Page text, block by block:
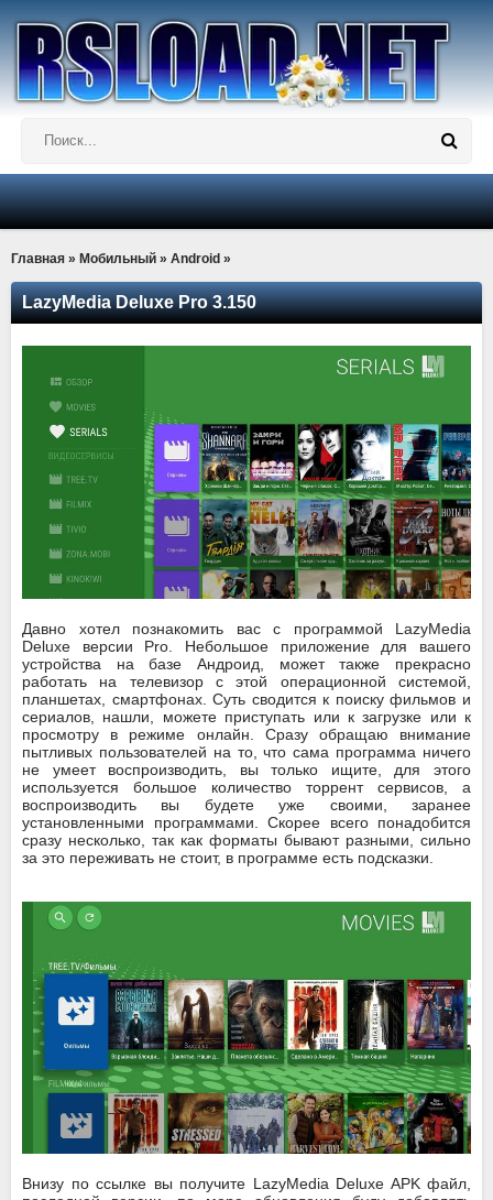
Главная » Мобильный » Android »
LazyMedia Deluxe Pro 3.150
Давно хотел познакомить вас с программой LazyMedia
Deluxe версии Pro. Небольшое приложение для вашего
устройства на базе Андроид, может также прекрасно
работать на телевизор с этой операционной системой,
планшетах, смартфонах. Суть сводится к поиску фильмов и
сериалов, нашли, можете приступать или к загрузке или к
просмотру в режиме онлайн. Сразу обращаю внимание
пытливых пользователей на то, что сама программа ничего
не умеет воспроизводить, вы только ищите, для этого
используется большое количество торрент сервисов, а
воспроизводить вы будете уже своими, заранее
установленными программами. Скорее всего понадобится
сразу несколько, так как форматы бывают разными, сильно
за это переживать не стоит, в программе есть подсказки.
Внизу по ссылке вы получите LazyMedia Deluxe APK файл,